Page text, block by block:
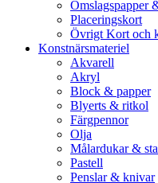
Omslagspapper
Placeringskort
Övrigt Kort och
Konstnärsmateriel
Akvarell
Akryl
Block & papper
Blyerts & ritkol
Färgpennor
Olja
Målardukar &
Pastell
Penslar & knivar